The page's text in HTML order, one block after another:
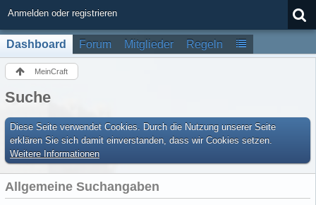
Anmelden oder registrieren
Dashboard Forum Mitglieder Regeln
MeinCraft
Suche
Diese Seite verwendet Cookies. Durch die Nutzung unserer Seite
erklären Sie sich damit einverstanden, dass wir Cookies setzen.
Weitere Informationen
Allgemeine Suchangaben